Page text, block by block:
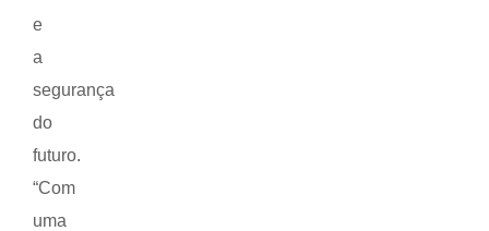
e
a
segurança
do
futuro.
“Com
uma